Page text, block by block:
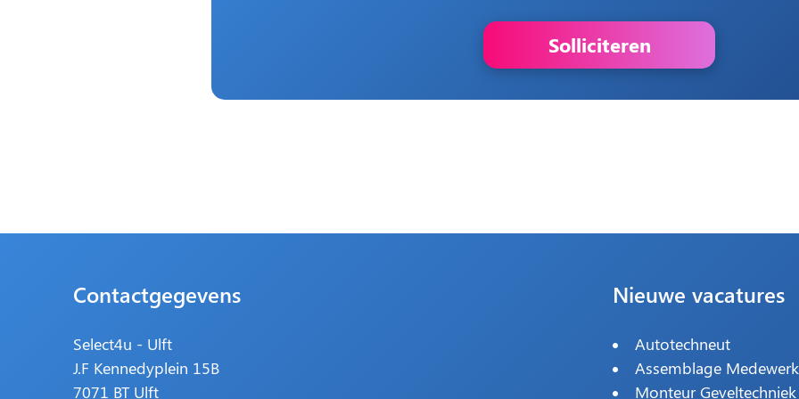
Solliciteren
Contactgegevens
Select4u - Ulft
J.F Kennedyplein 15B
7071 BT Ulft
Nieuwe vacatures
Autotechneut
Assemblage
Monteur Geveltechniek